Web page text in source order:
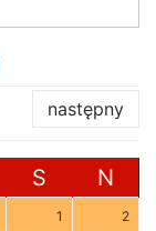
następny
S N
1 2